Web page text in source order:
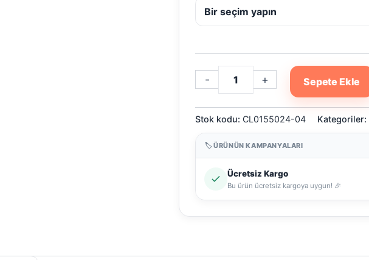
-
Konfor
Plus
|
Şardonlu
Kalın
Kışlık
Eşofman
Erkek
+ Sepete Ekle
Stok kodu: CL0155024-04 Kategoriler:
🏷 ÜRÜNÜN KAMPANYALARI
Ücretsiz Kargo
Bu ürün ücretsiz kargoya uygun! 🎉